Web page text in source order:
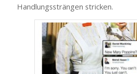
Handlungssträngen stricken.